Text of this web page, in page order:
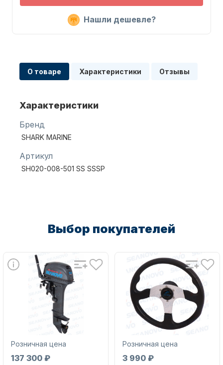
Масла для лодочных моторов
Автохолодильник KYODA
Дистанционное управление
Аксессуары для лодок и
катеров
Нашли дешевле?
О товаре Характеристики Отзывы
Характеристики
Бренд
SHARK MARINE
Артикул
SH020-008-501 SS SSSP
Выбор покупателей
Розничная цена
137 300 ₽
Розничная цена
3 990 ₽